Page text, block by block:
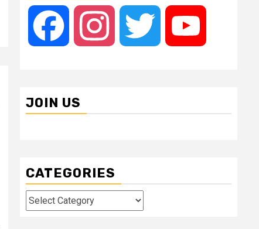
Facebook Instagram Twitter
JOIN US
CATEGORIES
Categories